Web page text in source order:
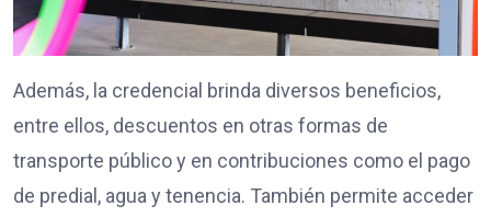
Además, la credencial brinda diversos beneficios,
entre ellos, descuentos en otras formas de
transporte público y en contribuciones como el pago
de predial, agua y tenencia. También permite acceder